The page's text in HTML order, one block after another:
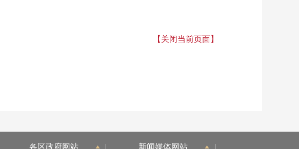
【关闭当前页面】
各区政府网站 | 新闻媒体网站 |